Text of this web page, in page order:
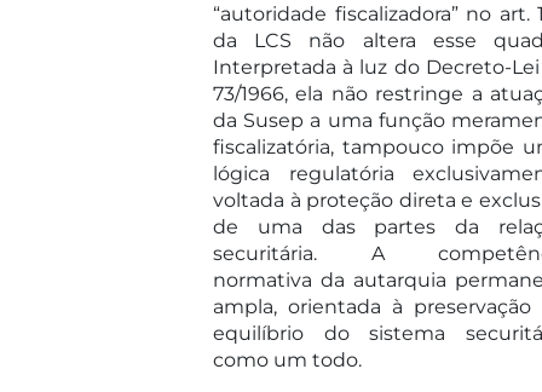
“autoridade fiscalizadora” no art.
da LCS não altera esse
Interpretada à luz do Decreto-Lei
73/1966, ela não restringe a
da Susep a uma função
fiscalizatória, tampouco impõe
lógica regulatória
voltada à proteção direta e
de uma das partes da
securitária. A
normativa da autarquia
ampla, orientada à preservação
equilíbrio do sistema
como um todo.